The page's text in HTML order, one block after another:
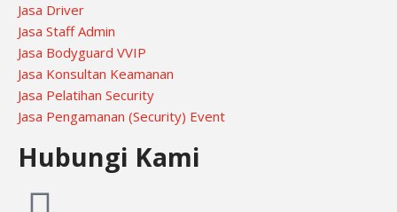
Jasa Driver
Jasa Staff Admin
Jasa Bodyguard VVIP
Jasa Konsultan Keamanan
Jasa Pelatihan Security
Jasa Pengamanan (Security) Event
Hubungi Kami